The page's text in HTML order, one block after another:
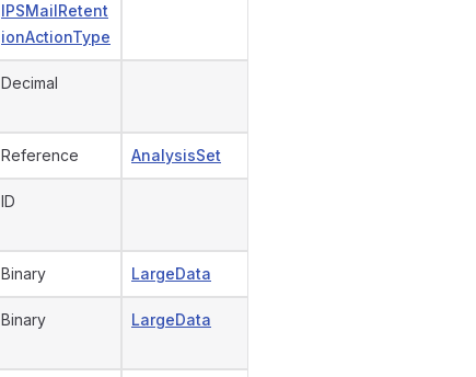
IPSMailRetent
ionActionType
Decimal
Reference AnalysisSet
ID
Binary LargeData
Binary LargeData